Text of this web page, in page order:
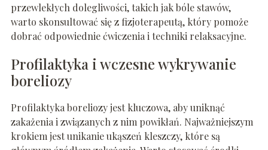
przewlekłych dolegliwości, takich jak bóle stawów,
warto skonsultować się z fizjoterapeutą, który pomoże
dobrać odpowiednie ćwiczenia i techniki relaksacyjne.
Profilaktyka i wczesne wykrywanie
boreliozy
Profilaktyka boreliozy jest kluczowa, aby uniknąć
zakażenia i związanych z nim powikłań. Najważniejszym
krokiem jest unikanie ukąszeń kleszczy, które są